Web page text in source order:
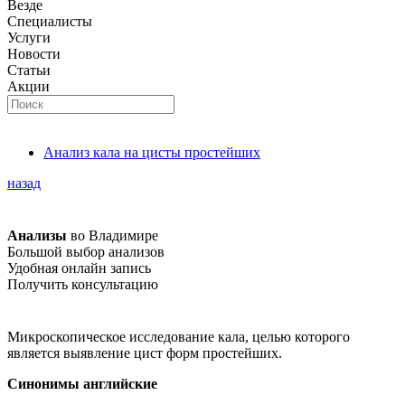
Везде
Специалисты
Услуги
Новости
Статьи
Акции
Анализ кала на цисты простейших
назад
Анализы во Владимире
Большой выбор анализов
Удобная онлайн запись
Получить консультацию
Микроскопическое исследование кала, целью которого
является выявление цист форм простейших.
Синонимы английские